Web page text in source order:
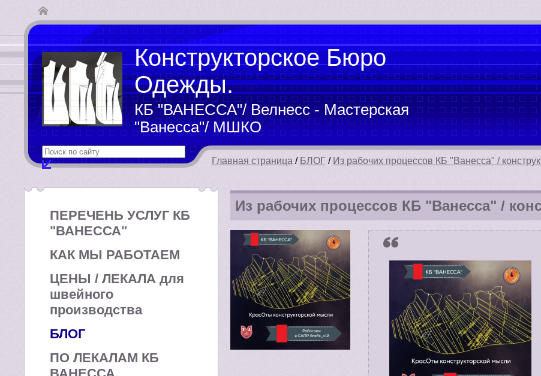
Конструкторское Бюро
Одежды.
КБ "ВАНЕССА"/ Велнесс - Мастерская
"Ванесса"/ МШКО
Главная страница / БЛОГ/ Из рабочих процессов КБ "Ванесса" /
Из рабочих процессов КБ "Ванесса" /
ПЕРЕЧЕНЬ УСЛУГ КБ
"ВАНЕССА"
КАК МЫ РАБОТАЕМ
ЦЕНЫ / ЛЕКАЛА для
швейного
производства
БЛОГ
ПО ЛЕКАЛАМ КБ